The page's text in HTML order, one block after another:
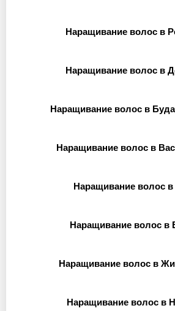
Наращивание волос в
Наращивание волос в
Наращивание волос в
Наращивание волос в
Наращивание волос в
Наращивание волос в
Наращивание волос в
Наращивание волос в